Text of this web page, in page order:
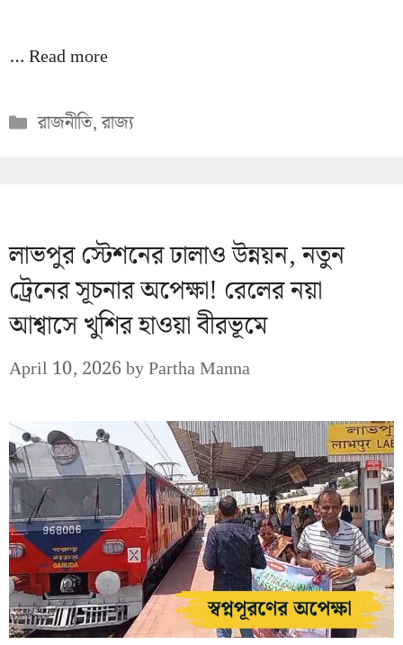
…Read more
Categories
রাজনীতি,রাজ্য
লাভপুর স্টেশনের ঢালাও উন্নয়ন, নতুন
ট্রেনের সূচনার অপেক্ষা! রেলের নয়া
আশ্বাসে খুশির হাওয়া বীরভূমে
April 10, 2026byPartha Manna